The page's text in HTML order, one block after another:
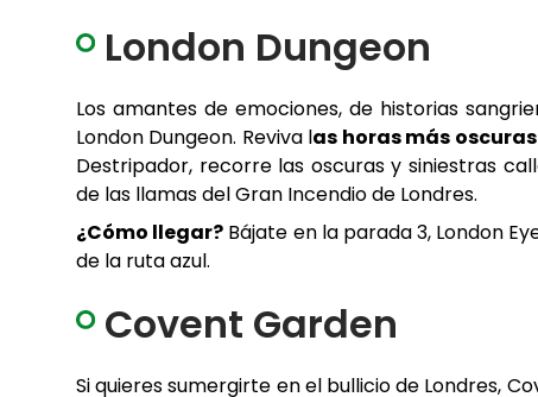
London Dungeon
Los amantes de emociones, de historias
London Dungeon. Reviva las horas más
Destripador, recorre las oscuras y siniestras
de las llamas del Gran Incendio de Londres.
¿Cómo llegar? Bájate en la parada 3, London
de la ruta azul.
Covent Garden
Si quieres sumergirte en el bullicio de Londres,